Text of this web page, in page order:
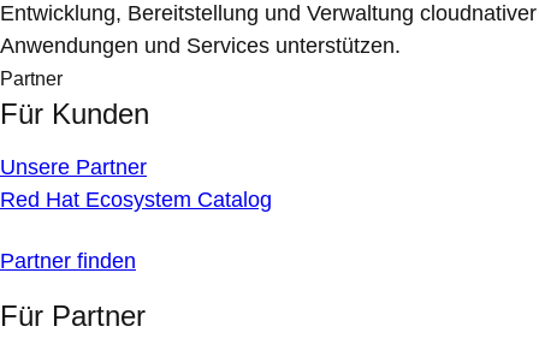
Entwicklung, Bereitstellung und Verwaltung cloudnativer
Anwendungen und Services unterstützen.
Partner
Für Kunden
Unsere Partner
Red Hat Ecosystem Catalog
Partner finden
Für Partner